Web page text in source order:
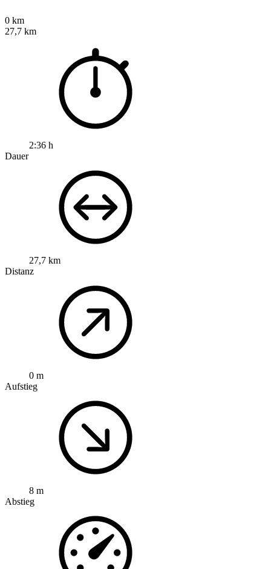
0 km
27,7 km
2:36 h
Dauer
27,7 km
Distanz
0 m
Aufstieg
8 m
Abstieg